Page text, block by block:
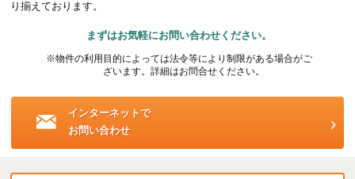
り揃えております。
まずはお気軽にお問い合わせください。
※物件の利用目的によっては法令等により制限がある場合がご
ざいます。詳細はお問合せください。
インターネットで
お問い合わせ
海外事業（フィリピン）
査定をしてほしい